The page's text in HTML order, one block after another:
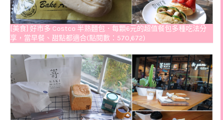
[美食] 好市多 Costco 半熟麵包．每顆6元的超值餐包多種吃法分
享，當早餐、甜點都適合(點閱數：570,672)